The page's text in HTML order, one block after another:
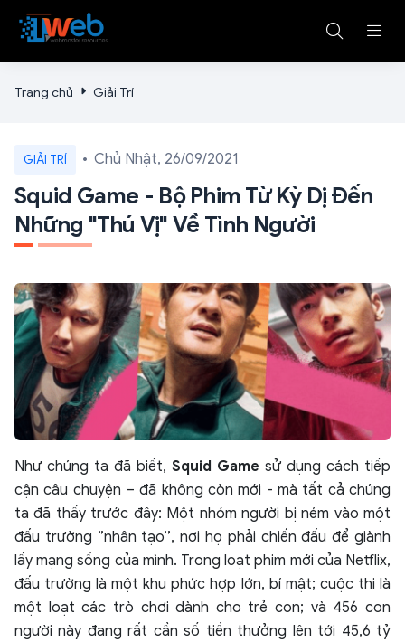
Trang chủ Giải Trí
GIẢI TRÍ Chủ Nhật, 26/09/2021
Squid Game - Bộ Phim Từ Kỳ Dị Đến
Những "thú Vị" Về Tình Người
Như chúng ta đã biết, Squid Game sử dụng cách tiếp
cận câu chuyện – đã không còn mới - mà tất cả chúng
ta đã thấy trước đây: Một nhóm người bị ném vào một
đấu trường ”nhân tạo’’, nơi họ phải chiến đấu để giành
lấy mạng sống của mình. Trong loạt phim mới của Netflix,
đấu trường là một khu phức hợp lớn, bí mật; cuộc thi là
một loạt các trò chơi dành cho trẻ con; và 456 con
người này đang rất cần số tiền thưởng lên tới 45,6 tỷ